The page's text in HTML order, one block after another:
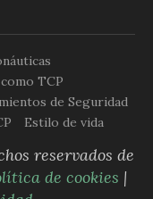
TCP
de Seguridad
Estilo de vida
reservados de
de cookies |